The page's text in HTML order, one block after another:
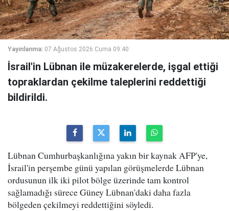
Yayınlanma: 07 Ağustos 2026 Cuma 09:40
İsrail'in Lübnan ile müzakerelerde, işgal ettiği
topraklardan çekilme taleplerini reddettiği
bildirildi.
Lübnan Cumhurbaşkanlığına yakın bir kaynak AFP'ye,
İsrail'in perşembe günü yapılan görüşmelerde Lübnan
ordusunun ilk iki pilot bölge üzerinde tam kontrol
sağlamadığı sürece Güney Lübnan'daki daha fazla
bölgeden çekilmeyi reddettiğini söyledi.